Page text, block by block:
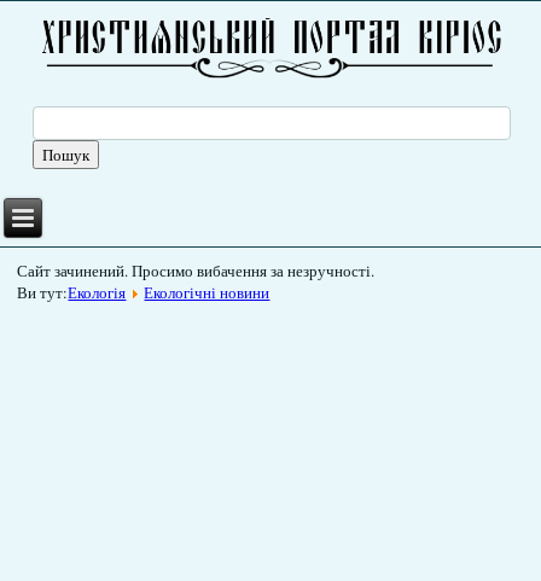
Сайт зачинений. Просимо вибачення за незручності.
Ви тут:Екологія Екологічні новини